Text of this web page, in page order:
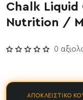
Chalk Liquid
Nutrition /
0
ΑΠΟΚΛΕΙΣΤΙΚΌ